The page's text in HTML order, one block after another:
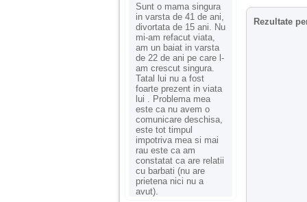
Sunt o mama singura
in varsta de 41 de ani,
divortata de 15 ani. Nu
mi-am refacut viata,
am un baiat in varsta
de 22 de ani pe care l-
am crescut singura.
Tatal lui nu a fost
foarte prezent in viata
lui . Problema mea
este ca nu avem o
comunicare deschisa,
este tot timpul
impotriva mea si mai
rau este ca am
constatat ca are relatii
cu barbati (nu are
prietena nici nu a
avut).
Rezultate